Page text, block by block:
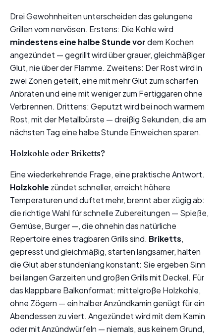
Drei Gewohnheiten unterscheiden das gelungene
Grillen vom nervösen. Erstens: Die Kohle wird
mindestens eine halbe Stunde vordem Kochen
angezündet — gegrillt wird über grauer, gleichmäßiger
Glut, nie über der Flamme. Zweitens: Der Rost wird in
zwei Zonen geteilt, eine mit mehr Glut zum scharfen
Anbraten und eine mit weniger zum Fertiggaren ohne
Verbrennen. Drittens: Geputzt wird bei noch warmem
Rost, mit der Metallbürste — dreißig Sekunden, die am
nächsten Tag eine halbe Stunde Einweichen sparen.
Holzkohle oder Briketts?
Eine wiederkehrende Frage, eine praktische Antwort.
Holzkohle zündet schneller, erreicht höhere
Temperaturen und duftet mehr, brennt aber zügig ab:
die richtige Wahl für schnelle Zubereitungen — Spieße,
Gemüse, Burger —, die ohnehin das natürliche
Repertoire eines tragbaren Grills sind. Briketts,
gepresst und gleichmäßig, starten langsamer, halten
die Glut aber stundenlang konstant: Sie ergeben Sinn
bei langen Garzeiten und großen Grills mit Deckel. Für
das klappbare Balkonformat: mittelgroße Holzkohle,
ohne Zögern — ein halber Anzündkamin genügt für ein
Abendessen zu viert. Angezündet wird mit dem Kamin
oder mit Anzündwürfeln — niemals, aus keinem Grund,